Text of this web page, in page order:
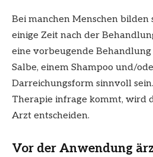
Bei manchen Menschen bilden
einige Zeit nach der
eine vorbeugende
Salbe, einem Shampoo und/
Darreichungsform sinnvoll
Therapie infrage kommt, wird
Arzt entscheiden.
Vor der Anwendung